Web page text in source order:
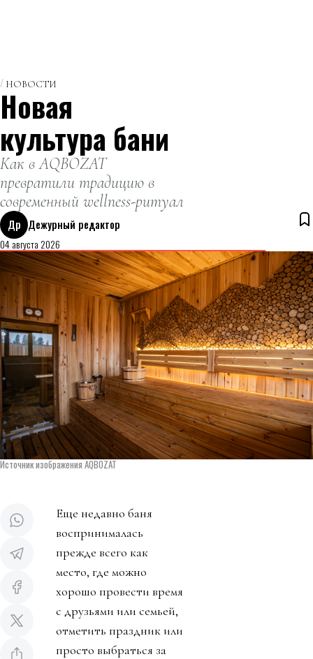
НОВОСТИ
Новая
культура бани
Как в AQBOZAT
превратили традицию в
современный wellness-ритуал
Др Дежурный редактор
04 августа 2026
Источник изображения AQBOZAT
Еще недавно баня
воспринималась
прежде всего как
место, где можно
хорошо провести время
с друзьями или семьей,
отметить праздник или
просто выбраться за